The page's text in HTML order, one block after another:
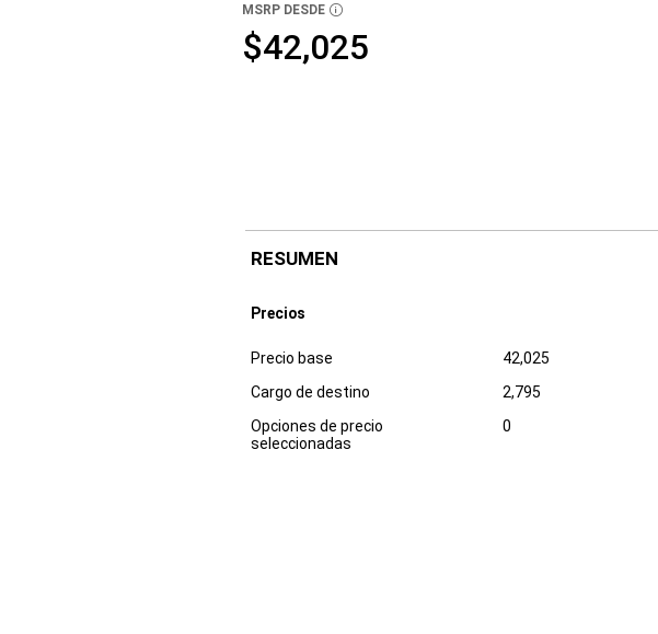
MSRP DESDE DISCLOSURE
$42,025
RESUMEN
Precios
Especificaciones
Precio base
42,025
Cargo de destino
2,795
Opciones de precio
seleccionadas
0